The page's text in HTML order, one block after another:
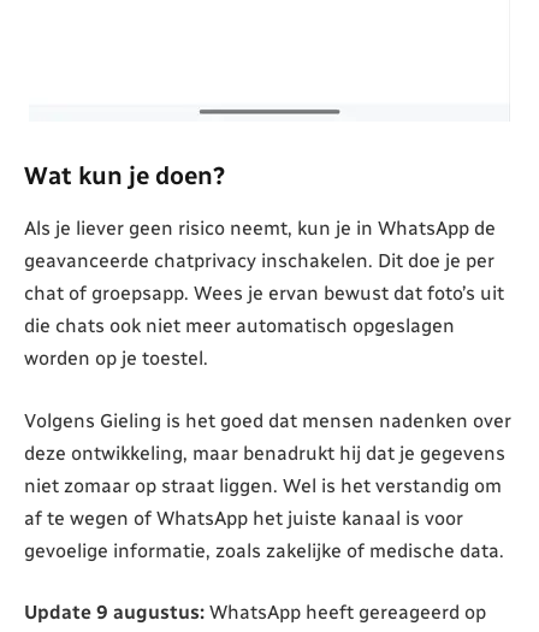
Wat kun je doen?
Als je liever geen risico neemt, kun je in WhatsApp de
geavanceerde chatprivacy inschakelen. Dit doe je per
chat of groepsapp. Wees je ervan bewust dat foto’s uit
die chats ook niet meer automatisch opgeslagen
worden op je toestel.
Volgens Gieling is het goed dat mensen nadenken over
deze ontwikkeling, maar benadrukt hij dat je gegevens
niet zomaar op straat liggen. Wel is het verstandig om
af te wegen of WhatsApp het juiste kanaal is voor
gevoelige informatie, zoals zakelijke of medische data.
Update 9 augustus: WhatsApp heeft gereageerd op